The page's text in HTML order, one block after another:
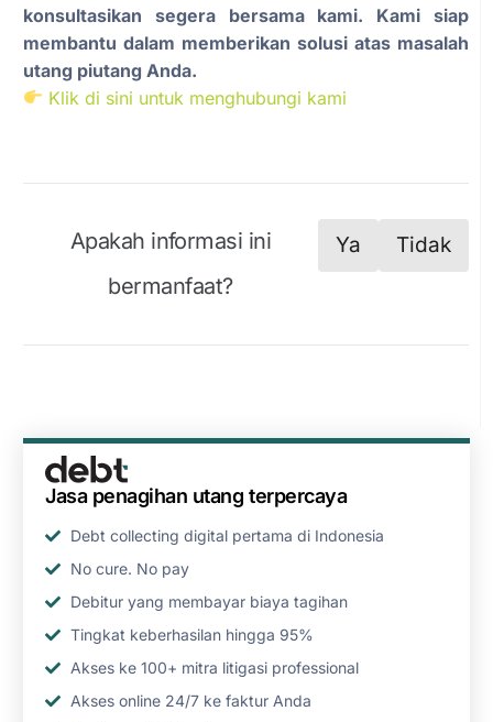
konsultasikan segera bersama kami. Kami siap
membantu dalam memberikan solusi atas masalah
utang piutang Anda.
Klik di sini untuk menghubungi kami
Apakah informasi ini
bermanfaat?
Ya Tidak
Jasa penagihan utang terpercaya
Debt collecting digital pertama di Indonesia
No cure. No pay
Debitur yang membayar biaya tagihan
Tingkat keberhasilan hingga 95%
Akses ke 100+ mitra litigasi professional
Akses online 24/7 ke faktur Anda